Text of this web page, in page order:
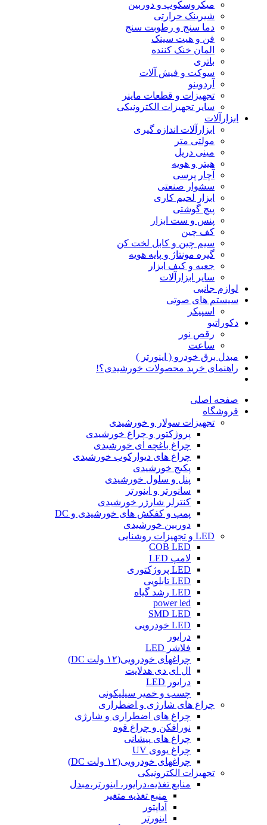
میکروسکوپ و دوربین
شیرینک حرارتی
دما سنج و رطوبت سنج
فن و هیت سینک
المان خنک کننده
باتری
سوکت و فیش آلات
آردوینو
تجهیزات و قطعات ماینر
سایر تجهیزات الکترونیکی
ابزارآلات
ابزارآلات اندازه گیری
مولتی متر
مینی دریل
هیتر و هویه
آچار پرسی
سشوار صنعتی
ابزار لحیم کاری
پیچ گوشتی
پنس و ست ابزار
کف چین
سیم چین و کابل لخت کن
گیره مونتاژ و پایه هویه
جعبه و کیف ابزار
سایر ابزارآلات
لوازم جانبی
سیستم های صوتی
اسپیکر
دکوراتیو
رقص نور
ساعت
مبدل برق خودرو ( اینورتر )
راهنمای خرید محصولات خورشیدی؟!
صفحه اصلی
فروشگاه
تجهیزات سولار و خورشیدی
پروژکتور و چراغ خورشیدی
چراغ باغچه ای خورشیدی
چراغ های دیوارکوب خورشیدی
پکیج خورشیدی
پنل و سلول خورشیدی
سانورتر و اینورتر
کنترلر شارژر خورشیدی
پمپ و کفکش های خورشیدی و DC
دوربین خورشیدی
LED و تجهیزات روشنایی
COB LED
لامپ LED
LED پروژکتوری
LED تابلویی
LED رشد گیاه
power led
SMD LED
LED خودرویی
درایور
فلاشر LED
چراغهای خودرویی(۱۲ ولت DC)
ال ای دی هدلایت
درایور LED
چسب و خمیر سیلیکونی
چراغ های شارژی و اضطراری
چراغ های اضطراری و شارژی
نورافکن و چراغ قوه
چراغ های پیشانی
چراغ یووی UV
چراغهای خودرویی(۱۲ ولت DC)
تجهیزات الکترونیکی
منابع تغذیه،درایور، اینورتر،مبدل
منبع تغذیه متغیر
آداپتور
اینورتر